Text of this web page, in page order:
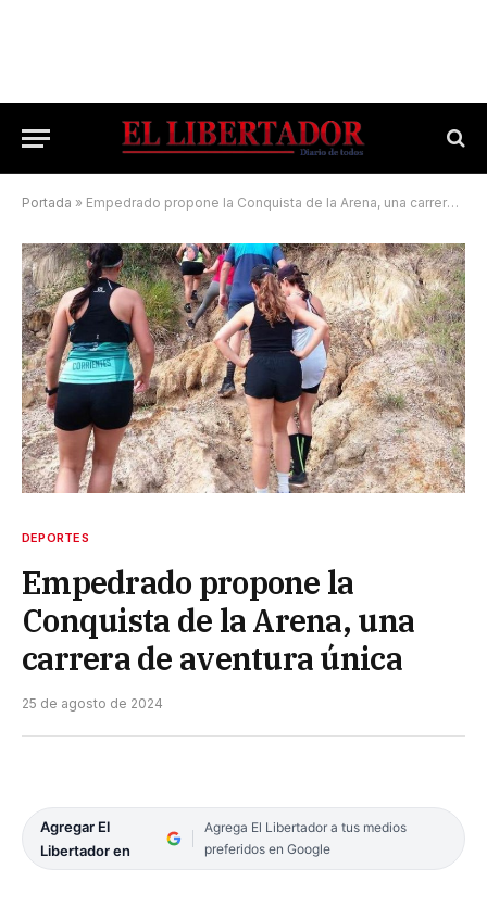
Portada » Empedrado propone la Conquista de la Arena, una carrera de aventura única
DEPORTES
Empedrado propone la
Conquista de la Arena, una
carrera de aventura única
25 de agosto de 2024
Agregar El
Libertador en
Agrega El Libertador a tus medios
preferidos en Google